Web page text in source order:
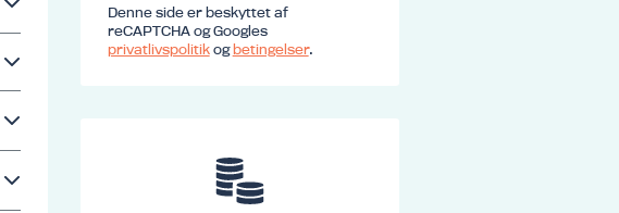
Denne side er beskyttet af
reCAPTCHA og Googles
privatlivspolitikogbetingelser.